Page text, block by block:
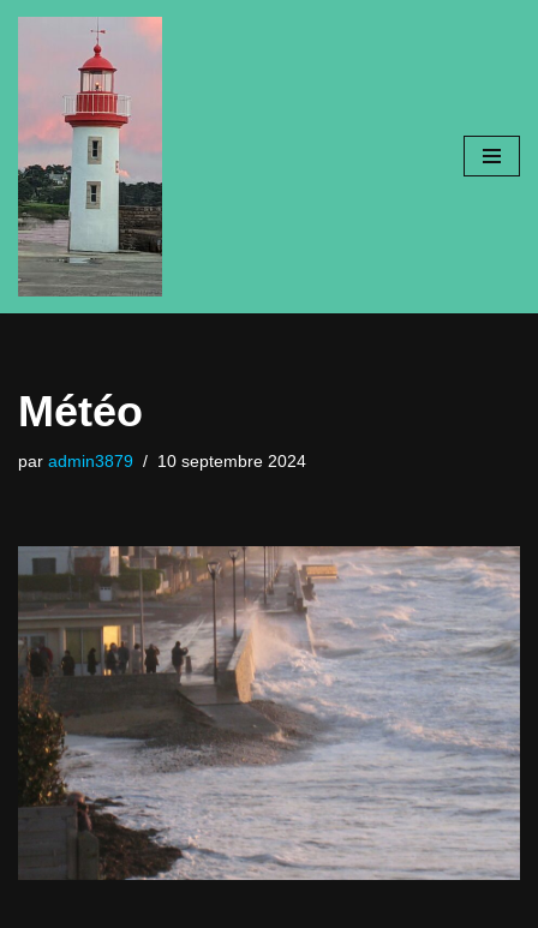
au
contenu
Météo
par admin3879 10 septembre 2024